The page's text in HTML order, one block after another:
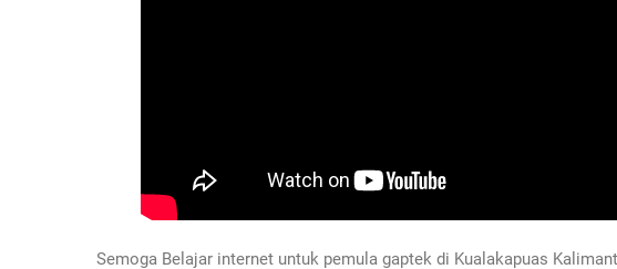
Semoga Belajar internet untuk pemula gaptek di Kualakapuas